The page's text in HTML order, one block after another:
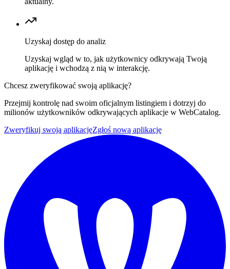
Uzyskaj dostęp do analiz
Uzyskaj wgląd w to, jak użytkownicy odkrywają Twoją
aplikację i wchodzą z nią w interakcję.
Chcesz zweryfikować swoją aplikację?
Przejmij kontrolę nad swoim oficjalnym listingiem i dotrzyj do
milionów użytkowników odkrywających aplikacje w WebCatalog.
Zweryfikuj swoją aplikacjęZgłoś nową aplikację